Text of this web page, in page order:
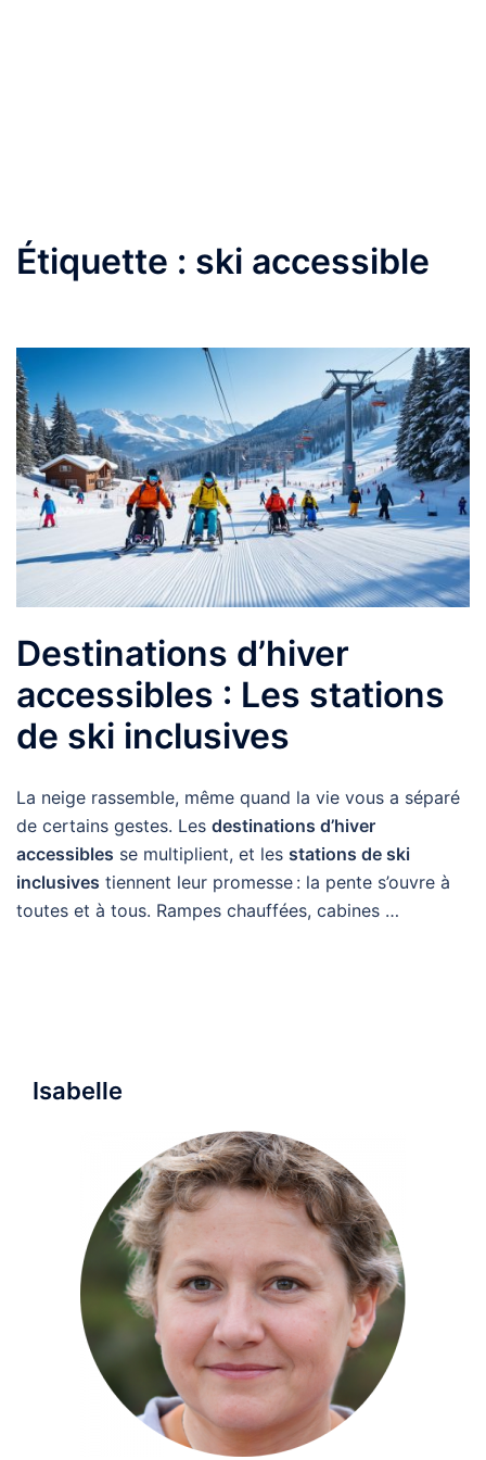
Étiquette : ski accessible
Destinations d’hiver
accessibles : Les stations
de ski inclusives
La neige rassemble, même quand la vie vous a séparé
de certains gestes. Les destinations d’hiver
accessibles se multiplient, et les stations de ski
inclusives tiennent leur promesse : la pente s’ouvre à
toutes et à tous. Rampes chauffées, cabines …
Isabelle